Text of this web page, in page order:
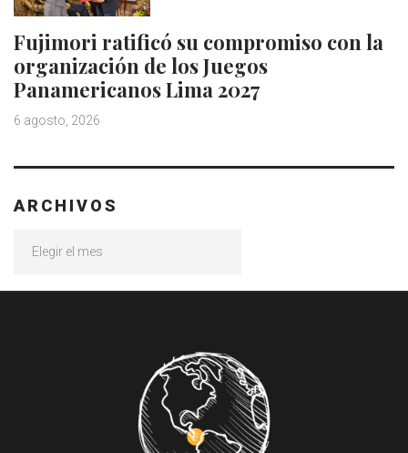
Fujimori ratificó su compromiso con la
organización de los Juegos
Panamericanos Lima 2027
6 agosto, 2026
ARCHIVOS